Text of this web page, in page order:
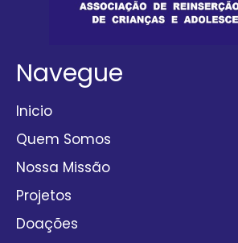
Navegue
Inicio
Quem Somos
Nossa Missão
Projetos
Doações